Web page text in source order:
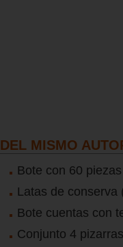
DEL MISMO
Bote con 60
Latas de conserva
Bote cuentas con
Conjunto 4